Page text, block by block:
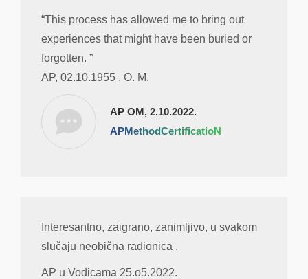
AP OM, 2.10.2022.
APMethodCertificatioN
“This process has allowed me to bring out
experiences that might have been buried or
forgotten. ”
AP, 02.10.1955 , O. M.
Interesantno, zaigrano, zanimljivo, u svakom
slučaju neobična radionica .
AP u Vodicama 25.o5.2022.